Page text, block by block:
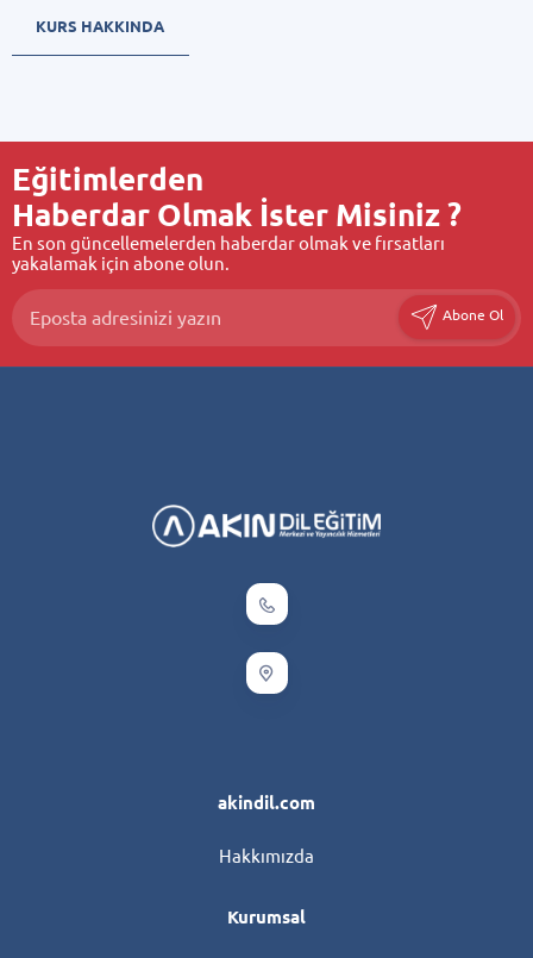
KURS HAKKINDA
Eğitimlerden
Haberdar Olmak İster Misiniz ?
En son güncellemelerden haberdar olmak ve fırsatları
yakalamak için abone olun.
Abone Ol
akindil.com
Hakkımızda
Kurumsal